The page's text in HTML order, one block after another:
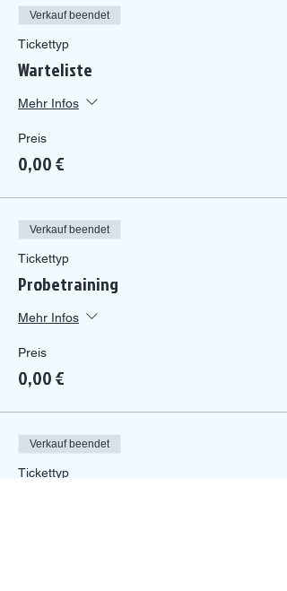
Verkauf beendet
Tickettyp
Warteliste
Mehr Infos
Preis
0,00 €
Verkauf beendet
Tickettyp
Probetraining
Mehr Infos
Preis
0,00 €
Verkauf beendet
Tickettyp